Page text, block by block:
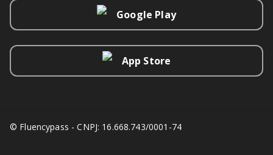
Google Play
App Store
© Fluencypass - CNPJ: 16.668.743/0001-74